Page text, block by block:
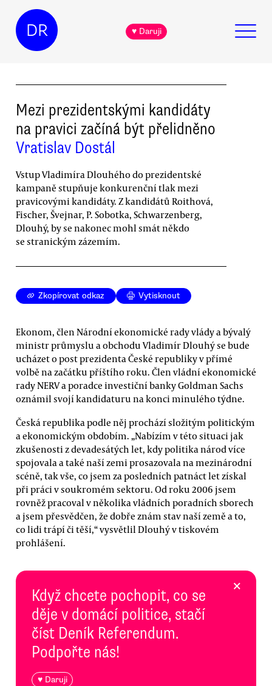
DR ♥ Daruji
Mezi prezidentskými kandidáty
na pravici začíná být přelidněno
Vratislav Dostál
Vstup Vladimíra Dlouhého do prezidentské
kampaně stupňuje konkurenční tlak mezi
pravicovými kandidáty. Z kandidátů Roithová,
Fischer, Švejnar, P. Sobotka, Schwarzenberg,
Dlouhý, by se nakonec mohl smát někdo
se stranickým zázemím.
Zkopírovat odkaz Vytisknout
Ekonom, člen Národní ekonomické rady vlády a bývalý
ministr průmyslu a obchodu Vladimír Dlouhý se bude
ucházet o post prezidenta České republiky v přímé
volbě na začátku příštího roku. Člen vládní ekonomické
rady NERV a poradce investiční banky Goldman Sachs
oznámil svojí kandidaturu na konci minulého týdne.
Česká republika podle něj prochází složitým politickým
a ekonomickým obdobím. „Nabízím v této situaci jak
zkušenosti z devadesátých let, kdy politika národ více
spojovala a také naší zemi prosazovala na mezinárodní
scéně, tak vše, co jsem za posledních patnáct let získal
při práci v soukromém sektoru. Od roku 2006 jsem
rovněž pracoval v několika vládních poradních sborech
a jsem přesvědčen, že dobře znám stav naší země a to,
co lidi trápí či těší,“ vysvětlil Dlouhý v tiskovém
prohlášení.
Když chcete pochopit, co se
děje v domácí politice, stačí
číst Deník Referendum.
Podpořte nás!
♥ Daruji
×